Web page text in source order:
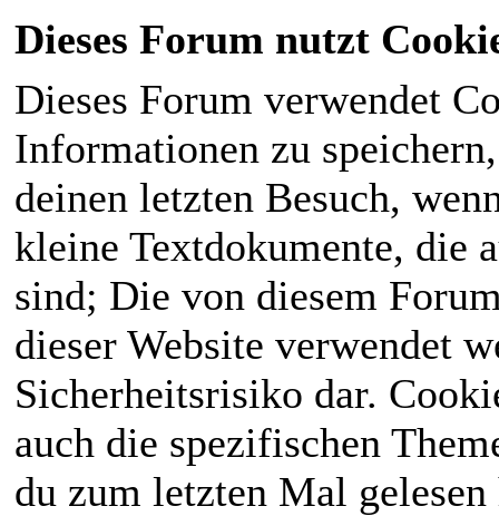
Dieses Forum nutzt
Dieses Forum verwendet
Informationen zu
deinen letzten Besuch,
kleine Textdokumente, die
sind; Die von diesem
dieser Website verwendet
Sicherheitsrisiko dar.
auch die spezifischen
du zum letzten Mal